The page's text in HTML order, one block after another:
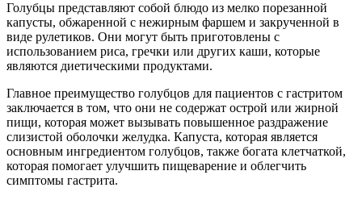
Голубцы представляют собой блюдо из мелко порезанной
капусты, обжаренной с нежирным фаршем и закрученной в
виде рулетиков. Они могут быть приготовлены с
использованием риса, гречки или других каши, которые
являются диетическими продуктами.
Главное преимущество голубцов для пациентов с гастритом
заключается в том, что они не содержат острой или жирной
пищи, которая может вызывать повышенное раздражение
слизистой оболочки желудка. Капуста, которая является
основным ингредиентом голубцов, также богата клетчаткой,
которая помогает улучшить пищеварение и облегчить
симптомы гастрита.